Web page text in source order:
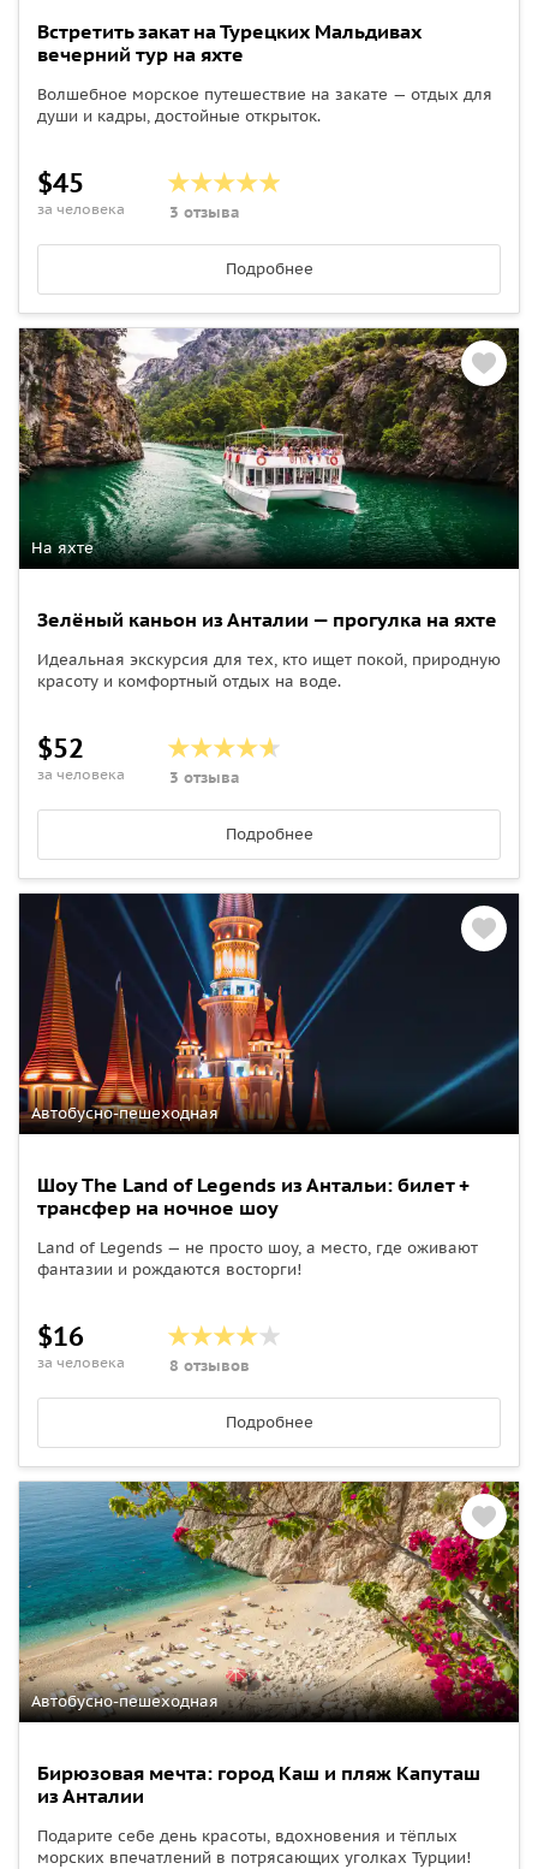
Встретить закат на Турецких Мальдивах
вечерний тур на яхте
Волшебное морское путешествие на закате — отдых для
души и кадры, достойные открыток.
$45
за человека 3 отзыва
Подробнее
На яхте
Зелёный каньон из Анталии — прогулка на яхте
Идеальная экскурсия для тех, кто ищет покой, природную
красоту и комфортный отдых на воде.
$52
за человека 3 отзыва
Подробнее
Автобусно-пешеходная
Шоу The Land of Legends из Антальи: билет +
трансфер на ночное шоу
Land of Legends — не просто шоу, а место, где оживают
фантазии и рождаются восторги!
$16
за человека 8 отзывов
Подробнее
Автобусно-пешеходная
Бирюзовая мечта: город Каш и пляж Капуташ
из Анталии
Подарите себе день красоты, вдохновения и тёплых
морских впечатлений в потрясающих уголках Турции!